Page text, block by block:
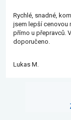
Rychlé, snadné,
jsem lepší cenovou
přímo u přepravců.
doporučeno.
Lukas M.